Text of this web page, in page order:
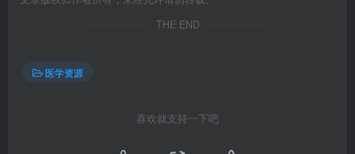
THE END
医学资源
喜欢就支持一下吧